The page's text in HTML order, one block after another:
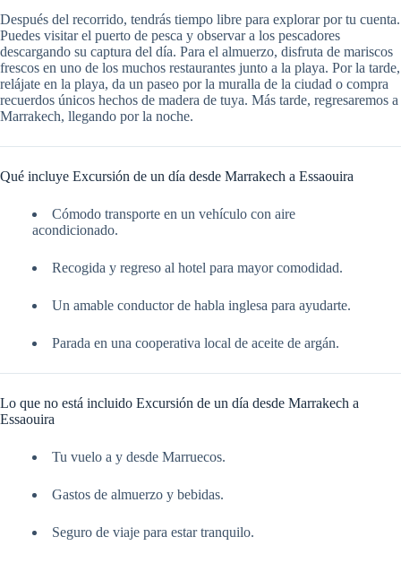
Después del recorrido, tendrás tiempo libre para explorar por tu cuenta.
Puedes visitar el puerto de pesca y observar a los pescadores
descargando su captura del día. Para el almuerzo, disfruta de mariscos
frescos en uno de los muchos restaurantes junto a la playa. Por la tarde,
relájate en la playa, da un paseo por la muralla de la ciudad o compra
recuerdos únicos hechos de madera de tuya. Más tarde, regresaremos a
Marrakech, llegando por la noche.
Qué incluye Excursión de un día desde Marrakech a Essaouira
Cómodo transporte en un vehículo con aire
acondicionado.
Recogida y regreso al hotel para mayor comodidad.
Un amable conductor de habla inglesa para ayudarte.
Parada en una cooperativa local de aceite de argán.
Lo que no está incluido Excursión de un día desde Marrakech a
Essaouira
Tu vuelo a y desde Marruecos.
Gastos de almuerzo y bebidas.
Seguro de viaje para estar tranquilo.